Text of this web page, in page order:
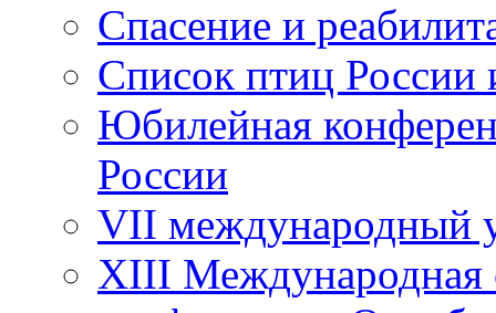
Спасение и
Список птиц России
Юбилейная
России
VII международный
XIII Международная